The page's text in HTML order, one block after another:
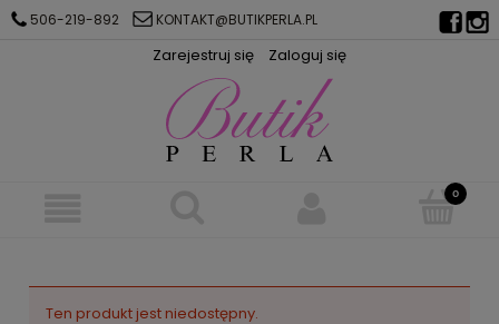
506-219-892 KONTAKT@BUTIKPERLA.PL
Zarejestruj się Zaloguj się
Ten produkt jest niedostępny.